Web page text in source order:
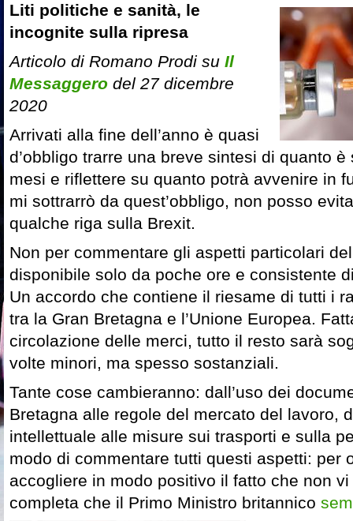
Liti politiche e sanità, le
incognite sulla ripresa
Articolo di Romano Prodi su Il
Messaggero del 27 dicembre
2020
Arrivati alla fine dell’anno è quasi
d’obbligo trarre una breve sintesi di quanto
mesi e riflettere su quanto potrà avvenire in
mi sottrarrò da quest’obbligo, non posso
qualche riga sulla Brexit.
Non per commentare gli aspetti particolari
disponibile solo da poche ore e consistente
Un accordo che contiene il riesame di tutti i
tra la Gran Bretagna e l’Unione Europea.
circolazione delle merci, tutto il resto sarà
volte minori, ma spesso sostanziali.
Tante cose cambieranno: dall’uso dei
Bretagna alle regole del mercato del lavoro,
intellettuale alle misure sui trasporti e sulla
modo di commentare tutti questi aspetti: per
accogliere in modo positivo il fatto che non
completa che il Primo Ministro britannico